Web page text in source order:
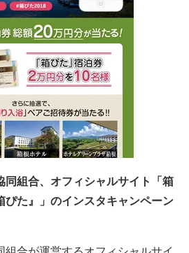
組合、オフィシャルサイト「箱
ぴた』」のインスタキャンペーン